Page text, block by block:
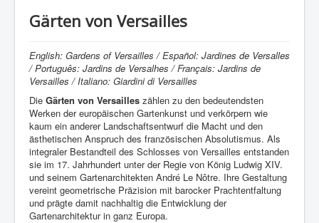
Gärten von Versailles
English: Gardens of Versailles / Español: Jardines de Versalles
/ Português: Jardins de Versalhes / Français: Jardins de
Versailles / Italiano: Giardini di Versailles
Die Gärten von Versailles zählen zu den bedeutendsten
Werken der europäischen Gartenkunst und verkörpern wie
kaum ein anderer Landschaftsentwurf die Macht und den
ästhetischen Anspruch des französischen Absolutismus. Als
integraler Bestandteil des Schlosses von Versailles entstanden
sie im 17. Jahrhundert unter der Regie von König Ludwig XIV.
und seinem Gartenarchitekten André Le Nôtre. Ihre Gestaltung
vereint geometrische Präzision mit barocker Prachtentfaltung
und prägte damit nachhaltig die Entwicklung der
Gartenarchitektur in ganz Europa.